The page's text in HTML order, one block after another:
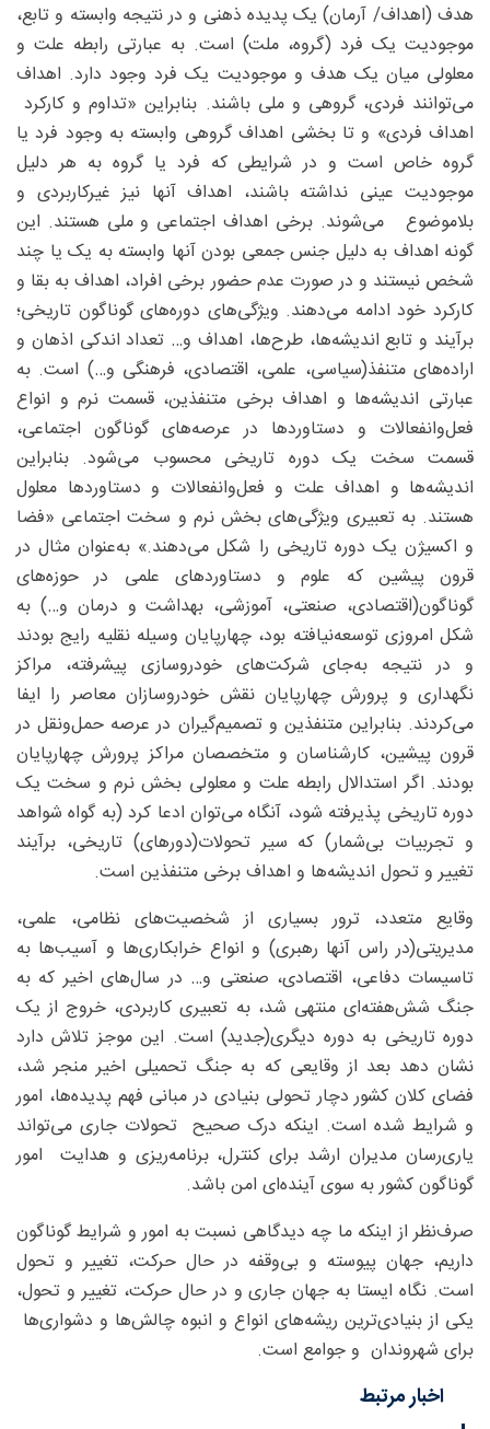
هدف (اهداف/ آرمان) یک پدیده ذهنی و در نتیجه وابسته و تابع،
موجودیت یک فرد (گروه، ملت) است. به عبارتی رابطه علت و
معلولی میان یک هدف و موجودیت یک فرد وجود دارد. اهداف
می‌توانند فردی، گروهی و ملی باشند. بنابراین «تداوم و کارکرد
اهداف فردی» و تا بخشی اهداف گروهی وابسته به وجود فرد یا
گروه خاص است و در شرایطی که فرد یا گروه به هر دلیل
موجودیت عینی نداشته باشند، اهداف آنها نیز غیر‌کاربردی و
بلاموضوع می‌شوند. برخی اهداف اجتماعی و ملی هستند. این
گونه اهداف به دلیل جنس جمعی بودن آنها وابسته به یک یا چند
شخص نیستند و در صورت عدم حضور برخی افراد، اهداف به بقا و
کارکرد خود ادامه می‌دهند. ویژگی‌های دوره‌های گوناگون تاریخی؛
برآیند و تابع اندیشه‌ها، طرح‌ها، اهداف و‌… تعداد اندکی اذهان و
اراده‌های متنفذ(سیاسی، علمی، اقتصادی، فرهنگی و…) است. به
عبارتی اندیشه‌ها و اهداف برخی متنفذین، قسمت نرم و انواع
فعل‌وانفعالات و دستاوردها در عرصه‌های گوناگون اجتماعی،
قسمت سخت یک دوره تاریخی محسوب می‌شود. بنابراین
اندیشه‌ها و اهداف علت و فعل‌وانفعالات و دستاوردها معلول
هستند. به تعبیری ویژگی‌های بخش نرم و سخت اجتماعی «فضا
و اکسیژن یک دوره تاریخی را شکل می‌دهند.»‌ به‌عنوان مثال در
قرون پیشین که علوم و دستاوردهای علمی در حوزه‌های
گوناگون(اقتصادی، صنعتی، آموزشی، بهداشت و درمان و…) به
شکل امروزی توسعه‌نیافته بود، چهارپایان وسیله نقلیه رایج بودند
و در نتیجه به‌جای شرکت‌های خودروسازی پیشرفته، مراکز
نگهداری و پرورش چهارپایان نقش خودروسازان معاصر را ایفا
می‌کردند. بنابراین متنفذین و تصمیم‌گیران در عرصه حمل‌و‌نقل در
قرون پیشین، کارشناسان و متخصصان مراکز پرورش چهارپایان
بودند. اگر استدالال رابطه علت و معلولی بخش نرم و سخت یک
دوره تاریخی پذیرفته شود، آنگاه می‌توان ادعا کرد (به گواه شواهد
و تجربیات بی‌شمار) که سیر تحولات(دورهای) تاریخی، برآیند
تغییر و تحول اندیشه‌ها و اهداف برخی متنفذین است.
وقایع متعدد، ترور بسیاری از شخصیت‌های نظامی، علمی،
مدیریتی(در راس آنها رهبری) و انواع خرابکاری‌ها و آسیب‌ها به
تاسیسات دفاعی، اقتصادی، صنعتی و… در سال‌های اخیر که به
جنگ شش‌هفته‌ای منتهی شد، به تعبیری کاربردی، خروج از یک
دوره تاریخی به دوره دیگری(جدید) است. این موجز تلاش دارد
نشان دهد بعد از وقایعی که به جنگ تحمیلی اخیر منجر شد،
فضای کلان کشور دچار تحولی بنیادی در مبانی فهم پدیده‌ها، امور
و شرایط شده است. اینکه درک صحیح تحولات جاری می‌تواند
یاری‌رسان مدیران ارشد برای کنترل، برنامه‌ریزی و هدایت امور
گوناگون کشور به سوی آینده‌ای امن باشد.
صرف‌نظر از اینکه ما چه دیدگاهی نسبت به امور و شرایط گوناگون
داریم، جهان پیوسته و بی‌وقفه در حال حرکت، تغییر و تحول
است. نگاه ایستا به جهان جاری و در حال حرکت‌، تغییر و تحول،
یکی از بنیادی‌ترین ریشه‌های انواع و انبوه چالش‌ها و دشواری‌ها
برای شهروندان و جوامع است.
اخبار مرتبط